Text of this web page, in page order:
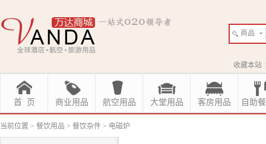
商品
收藏本站
首 页 商业用品 航空用品 大堂用品 客房用品 自助
当前位置 > 餐饮用品 > 餐饮杂件 > 电磁炉